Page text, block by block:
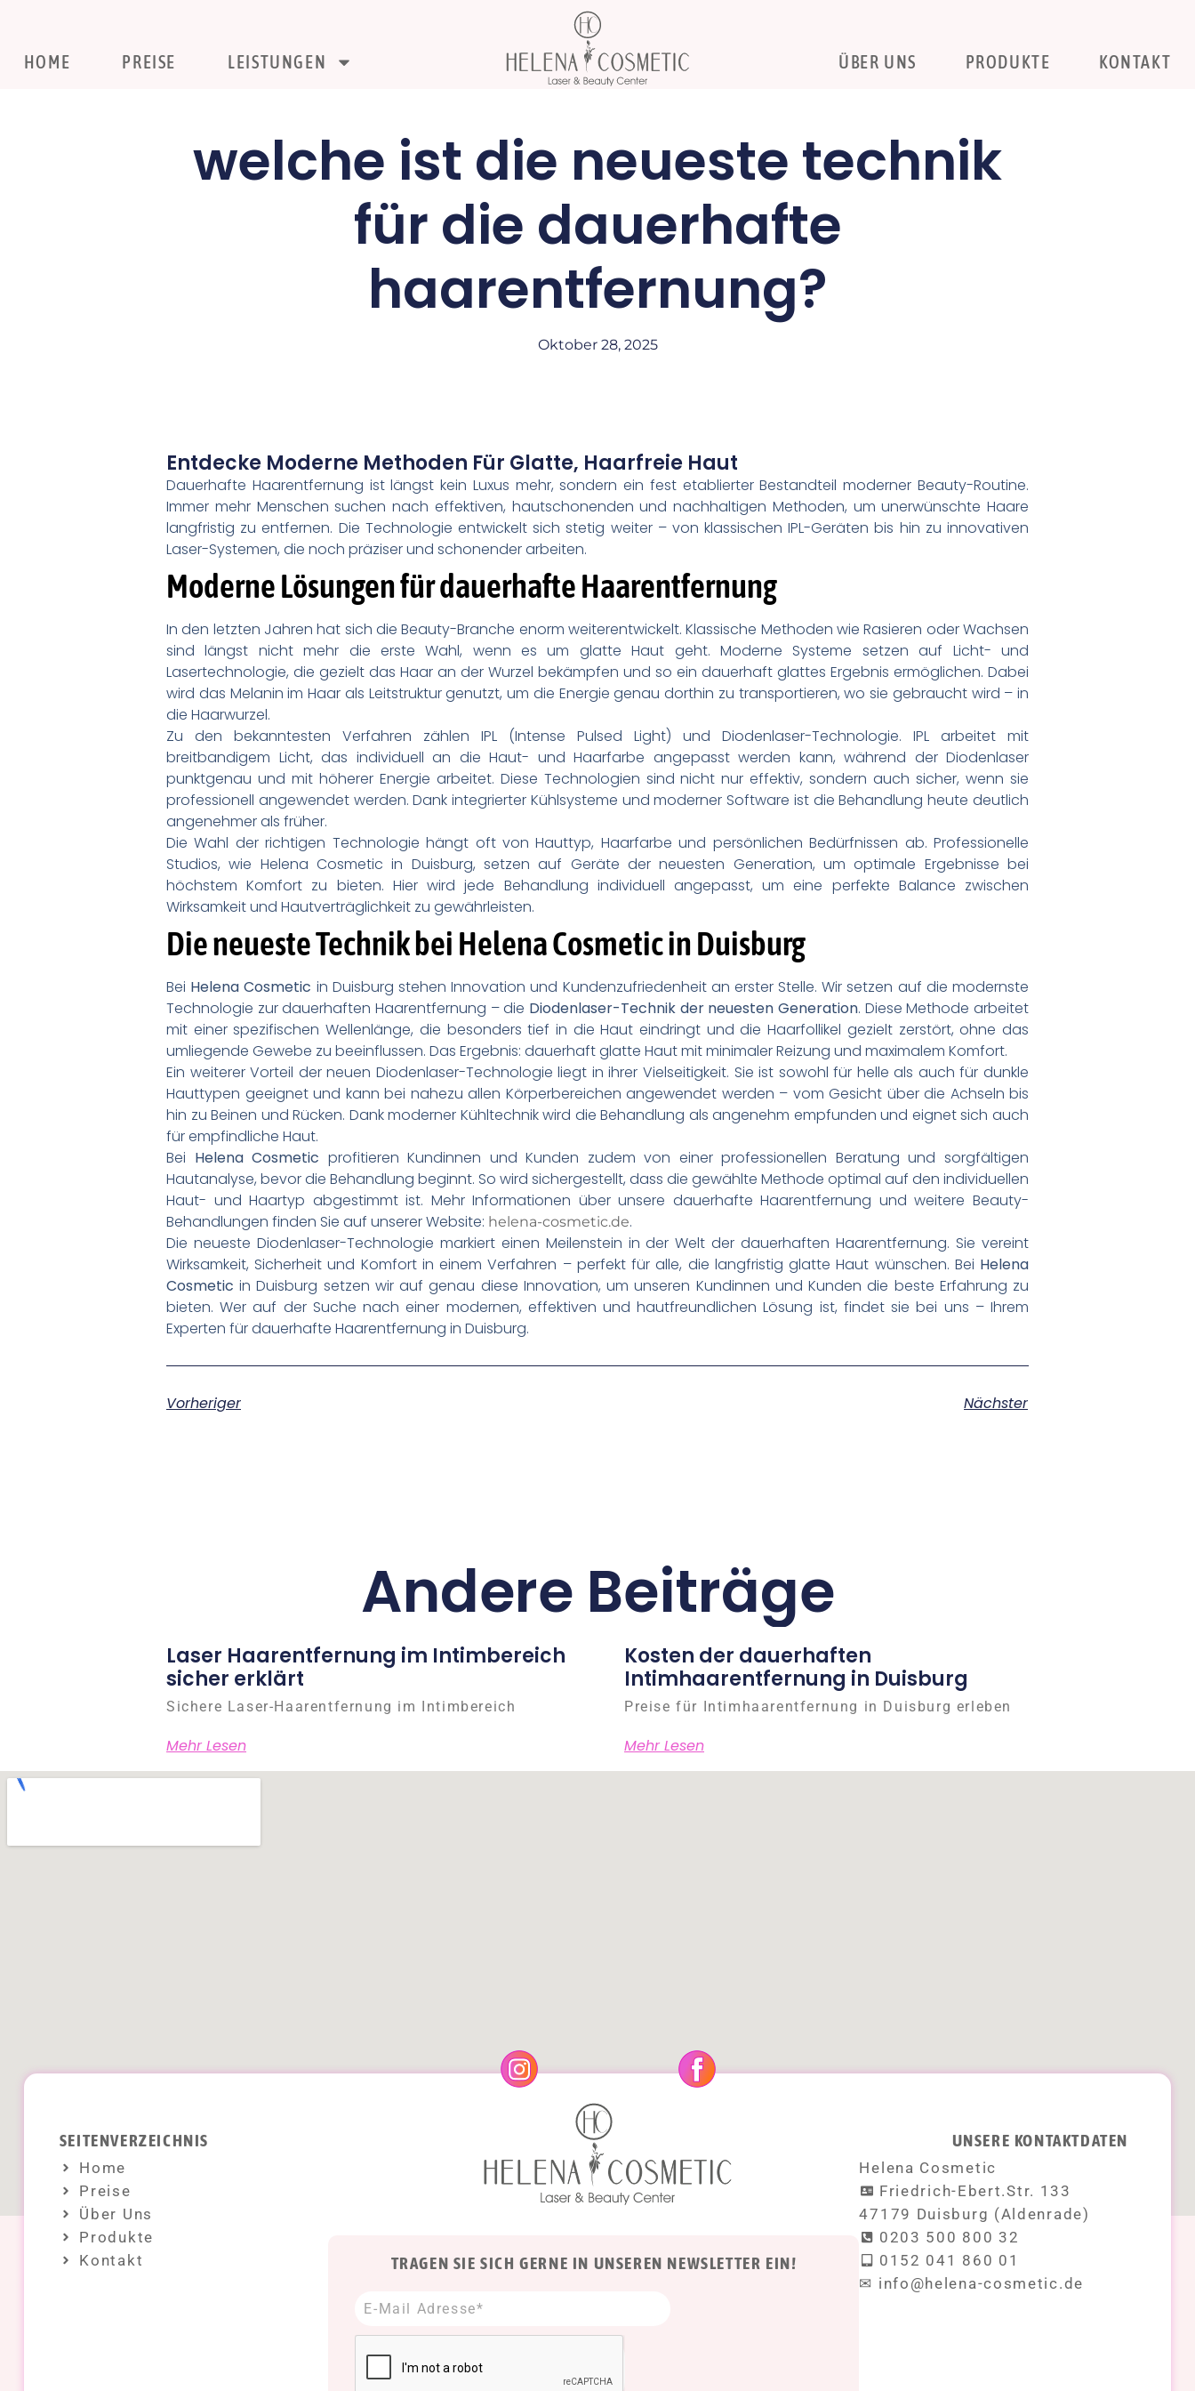
HOME PREISE LEISTUNGEN KONTAKT
PRODUKTE
ÜBER UNS
welche ist die neueste technik
für die dauerhafte
haarentfernung?
Oktober 28, 2025
Entdecke Moderne Methoden Für Glatte, Haarfreie Haut
Dauerhafte Haarentfernung ist längst kein Luxus mehr, sondern ein fest etablierter Bestandteil moderner Beauty-Routine.
Immer mehr Menschen suchen nach effektiven, hautschonenden und nachhaltigen Methoden, um unerwünschte Haare
langfristig zu entfernen. Die Technologie entwickelt sich stetig weiter – von klassischen IPL-Geräten bis hin zu innovativen
Laser-Systemen, die noch präziser und schonender arbeiten.
Moderne Lösungen für dauerhafte Haarentfernung
In den letzten Jahren hat sich die Beauty-Branche enorm weiterentwickelt. Klassische Methoden wie Rasieren oder Wachsen
sind längst nicht mehr die erste Wahl, wenn es um glatte Haut geht. Moderne Systeme setzen auf Licht- und
Lasertechnologie, die gezielt das Haar an der Wurzel bekämpfen und so ein dauerhaft glattes Ergebnis ermöglichen. Dabei
wird das Melanin im Haar als Leitstruktur genutzt, um die Energie genau dorthin zu transportieren, wo sie gebraucht wird – in
die Haarwurzel.
Zu den bekanntesten Verfahren zählen IPL (Intense Pulsed Light) und Diodenlaser-Technologie. IPL arbeitet mit
breitbandigem Licht, das individuell an die Haut- und Haarfarbe angepasst werden kann, während der Diodenlaser
punktgenau und mit höherer Energie arbeitet. Diese Technologien sind nicht nur effektiv, sondern auch sicher, wenn sie
professionell angewendet werden. Dank integrierter Kühlsysteme und moderner Software ist die Behandlung heute deutlich
angenehmer als früher.
Die Wahl der richtigen Technologie hängt oft von Hauttyp, Haarfarbe und persönlichen Bedürfnissen ab. Professionelle
Studios, wie Helena Cosmetic in Duisburg, setzen auf Geräte der neuesten Generation, um optimale Ergebnisse bei
höchstem Komfort zu bieten. Hier wird jede Behandlung individuell angepasst, um eine perfekte Balance zwischen
Wirksamkeit und Hautverträglichkeit zu gewährleisten.
Die neueste Technik bei Helena Cosmetic in Duisburg
Bei Helena Cosmetic in Duisburg stehen Innovation und Kundenzufriedenheit an erster Stelle. Wir setzen auf die modernste
Technologie zur dauerhaften Haarentfernung – die Diodenlaser-Technik der neuesten Generation. Diese Methode arbeitet
mit einer spezifischen Wellenlänge, die besonders tief in die Haut eindringt und die Haarfollikel gezielt zerstört, ohne das
umliegende Gewebe zu beeinflussen. Das Ergebnis: dauerhaft glatte Haut mit minimaler Reizung und maximalem Komfort.
Ein weiterer Vorteil der neuen Diodenlaser-Technologie liegt in ihrer Vielseitigkeit. Sie ist sowohl für helle als auch für dunkle
Hauttypen geeignet und kann bei nahezu allen Körperbereichen angewendet werden – vom Gesicht über die Achseln bis
hin zu Beinen und Rücken. Dank moderner Kühltechnik wird die Behandlung als angenehm empfunden und eignet sich auch
für empfindliche Haut.
Bei Helena Cosmetic profitieren Kundinnen und Kunden zudem von einer professionellen Beratung und sorgfältigen
Hautanalyse, bevor die Behandlung beginnt. So wird sichergestellt, dass die gewählte Methode optimal auf den individuellen
Haut- und Haartyp abgestimmt ist. Mehr Informationen über unsere dauerhafte Haarentfernung und weitere Beauty-
Behandlungen finden Sie auf unserer Website: helena-cosmetic.de.
Die neueste Diodenlaser-Technologie markiert einen Meilenstein in der Welt der dauerhaften Haarentfernung. Sie vereint
Wirksamkeit, Sicherheit und Komfort in einem Verfahren – perfekt für alle, die langfristig glatte Haut wünschen. Bei Helena
Cosmetic in Duisburg setzen wir auf genau diese Innovation, um unseren Kundinnen und Kunden die beste Erfahrung zu
bieten. Wer auf der Suche nach einer modernen, effektiven und hautfreundlichen Lösung ist, findet sie bei uns – Ihrem
Experten für dauerhafte Haarentfernung in Duisburg.
Vorheriger Nächster
Andere Beiträge
Laser Haarentfernung im Intimbereich
sicher erklärt
Sichere Laser-Haarentfernung im Intimbereich
Mehr Lesen
Kosten der dauerhaften
Intimhaarentfernung in Duisburg
Preise für Intimhaarentfernung in Duisburg erleben
Mehr Lesen
SEITENVERZEICHNIS
Home
Preise
Über Uns
Produkte
Kontakt
TRAGEN SIE SICH GERNE IN UNSEREN NEWSLETTER EIN!
UNSERE KONTAKTDATEN
Helena Cosmetic
Friedrich-Ebert.Str. 133
47179 Duisburg (Aldenrade)
0203 500 800 32
0152 041 860 01
✉ info@helena-cosmetic.de